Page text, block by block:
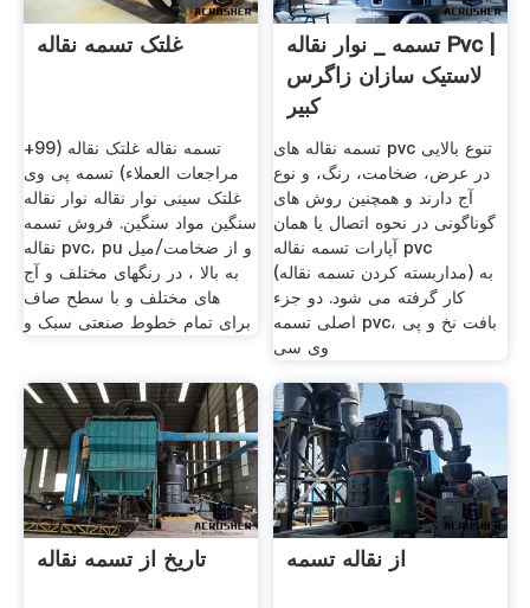
غلتک تسمه نقاله
تسمه نقاله غلتک نقاله (99+
مراجعات العملاء) تسمه پی وی
غلتک سینی نوار نقاله نوار نقاله
سنگین مواد سنگین. فروش تسمه
نقاله pvc، pu و از ضخامت/میل
به بالا ، در رنگهای مختلف و آج
های مختلف و با سطح صاف
برای تمام خطوط صنعتی سبک و
تسمه _ نوار نقاله Pvc |
لاستیک سازان زاگرس
کبیر
تسمه نقاله های pvc تنوع بالایی
در عرض، ضخامت، رنگ، و نوع
آج دارند و همچنین روش های
گوناگونی در نحوه اتصال یا همان
آپارات تسمه نقاله pvc
(مداربسته کردن تسمه نقاله) به
کار گرفته می شود. دو جزء
اصلی تسمه pvc، بافت نخ و پی
وی سی
تاریخ از تسمه نقاله از نقاله تسمه